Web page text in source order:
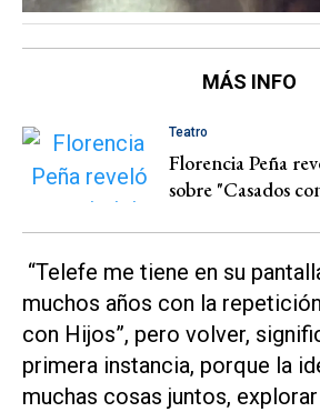
MÁS INFO
Teatro
Florencia Peña
sobre "Casados
“Telefe me tiene en su
muchos años con la
con Hijos”, pero volver,
primera instancia, porque la
muchas cosas juntos, explorar